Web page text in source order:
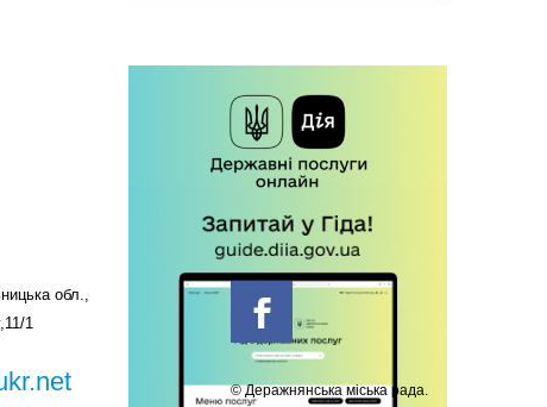
обл.,
1
© Деражнянська міська рада.